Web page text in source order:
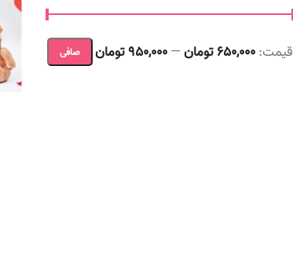
صافی قيمت:650,000 تومان —950,000 تومان